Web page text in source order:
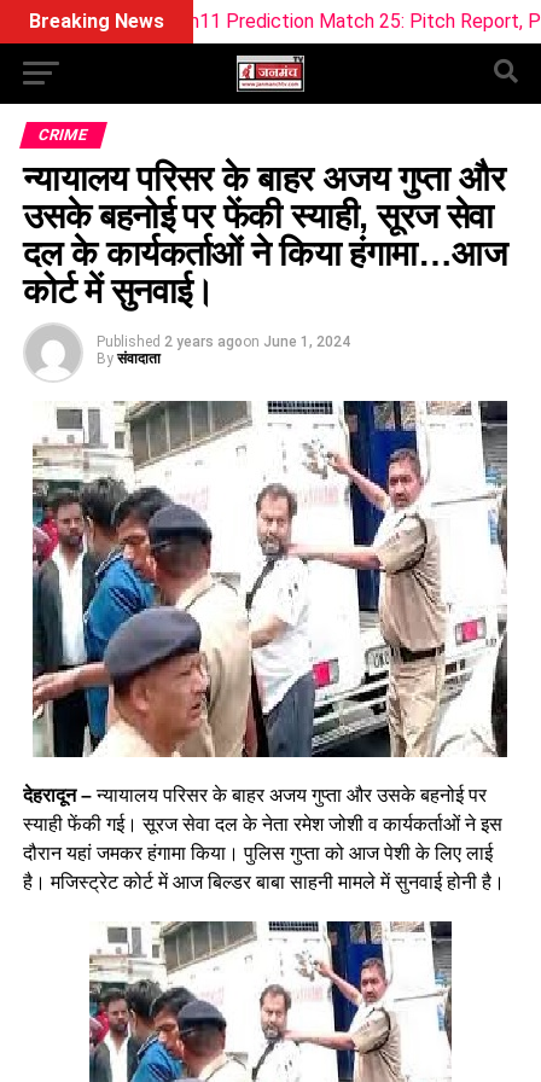
Breaking News
Prediction Match 25: Pitch Report, Playing 11 &
CRIME
न्यायालय परिसर के बाहर अजय गुप्ता और
उसके बहनोई पर फेंकी स्याही, सूरज सेवा
दल के कार्यकर्ताओं ने किया हंगामा…आज
कोर्ट में सुनवाई।
Published 2 years agoon June 1, 2024
By संवादाता
देहरादून –न्यायालय परिसर के बाहर अजय गुप्ता और उसके बहनोई पर
स्याही फेंकी गई। सूरज सेवा दल के नेता रमेश जोशी व कार्यकर्ताओं ने इस
दौरान यहां जमकर हंगामा किया। पुलिस गुप्ता को आज पेशी के लिए लाई
है। मजिस्ट्रेट कोर्ट में आज बिल्डर बाबा साहनी मामले में सुनवाई होनी है।